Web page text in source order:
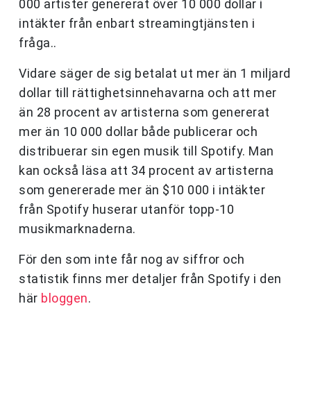
000 artister genererat över 10 000 dollar i
intäkter från enbart streamingtjänsten i
fråga..
Vidare säger de sig betalat ut mer än 1 miljard
dollar till rättighetsinnehavarna och att mer
än 28 procent av artisterna som genererat
mer än 10 000 dollar både publicerar och
distribuerar sin egen musik till Spotify. Man
kan också läsa att 34 procent av artisterna
som genererade mer än $10 000 i intäkter
från Spotify huserar utanför topp-10
musikmarknaderna.
För den som inte får nog av siffror och
statistik finns mer detaljer från Spotify i den
här bloggen.